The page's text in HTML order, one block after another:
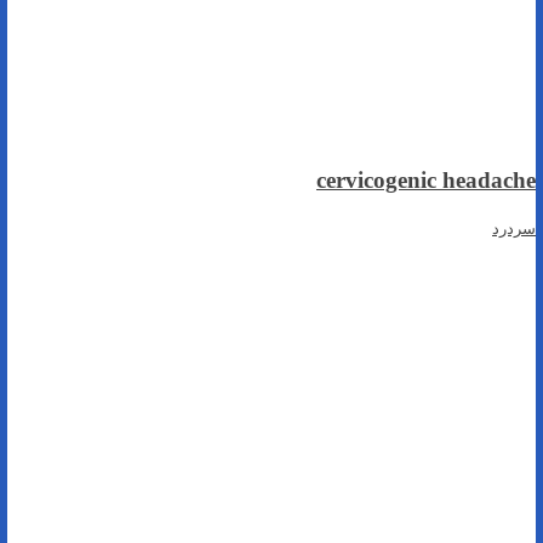
cervicogenic headache
سردرد